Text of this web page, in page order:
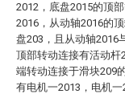
2012，底盘2015的顶
2016，从动轴2016的
盘203，且从动轴2016
顶部转动连接有活动杆
端转动连接于滑块209
有电机一2013，电机